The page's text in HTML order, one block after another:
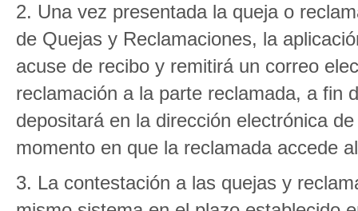
2. Una vez presentada la queja o
de Quejas y Reclamaciones, la
acuse de recibo y remitirá un correo
reclamación a la parte reclamada, a fin
depositará en la dirección electrónica
momento en que la reclamada accede
3. La contestación a las quejas y